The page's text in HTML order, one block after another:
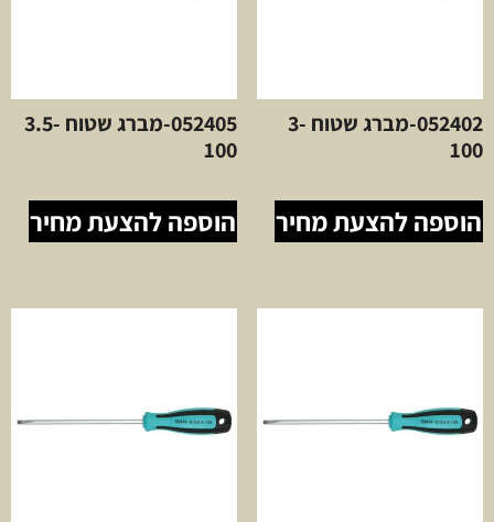
052402-מברג שטוח 3-
100
הוספה להצעת מחיר
052405-מברג שטוח 3.5-
100
הוספה להצעת מחיר